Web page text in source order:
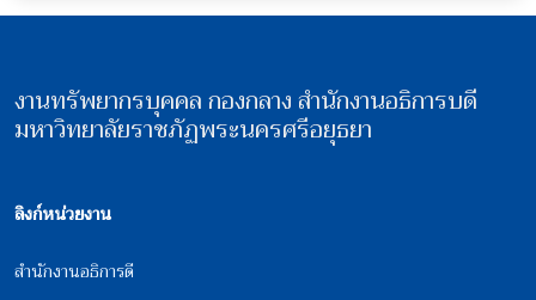
งานทรัพยากรบุคคล กองกลาง สำนักงานอธิการบดี
มหาวิทยาลัยราชภัฏพระนครศรีอยุธยา
ลิงก์หน่วยงาน
สำนักงานอธิการดี